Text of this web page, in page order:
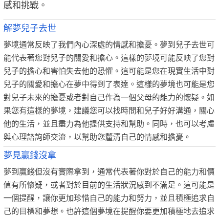
感和挑戰。
解夢兒子去世
夢境通常反映了我們內心深處的情感和擔憂。夢到兒子去世可
能代表著您對兒子的關愛和擔心。這樣的夢境可能反映了您對
兒子的擔心和害怕失去他的恐懼。這可能是您在現實生活中對
兒子的關愛和擔心在夢中得到了表達。這樣的夢境也可能是您
對兒子未來的擔憂或者對自己作為一個父母的能力的懷疑。如
果您有這樣的夢境，建議您可以找時間和兒子好好溝通，關心
他的生活，並且盡力為他提供支持和幫助。同時，也可以考慮
與心理諮詢師交流，以幫助您釐清自己的情感和擔憂。
夢見贏錢沒拿
夢到贏錢但沒有實際拿到，通常代表著你對於自己的能力和價
值有所懷疑，或者對於目前的生活狀況感到不滿足。這可能是
一個提醒，讓你更加珍惜自己的能力和努力，並且積極追求自
己的目標和夢想。也許這個夢境在提醒你要更加積極地去追求